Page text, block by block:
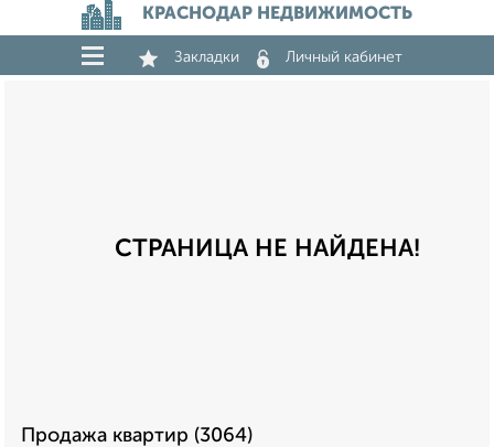
КРАСНОДАР НЕДВИЖИМОСТЬ
Закладки Личный кабинет
СТРАНИЦА НЕ НАЙДЕНА!
Продажа квартир (3064)